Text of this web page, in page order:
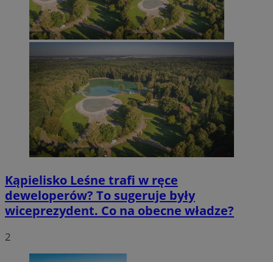
Kąpielisko Leśne trafi w ręce
deweloperów? To sugeruje były
wiceprezydent. Co na obecne władze?
2